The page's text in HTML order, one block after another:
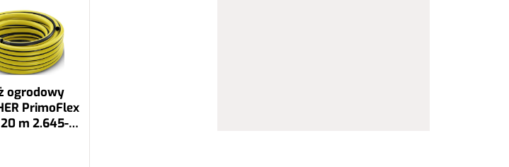
ogrodowy
PrimoFlex
m 2.645-